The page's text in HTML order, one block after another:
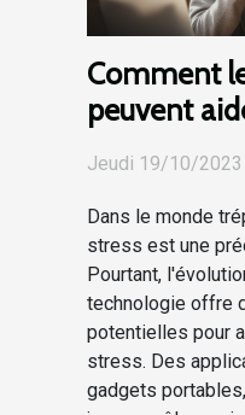
Comment
peuvent
du stress
Jeudi 19/10/2023
Dans le monde
stress est une
Pourtant,
technologie offre
potentielles pour
stress. Des
gadgets